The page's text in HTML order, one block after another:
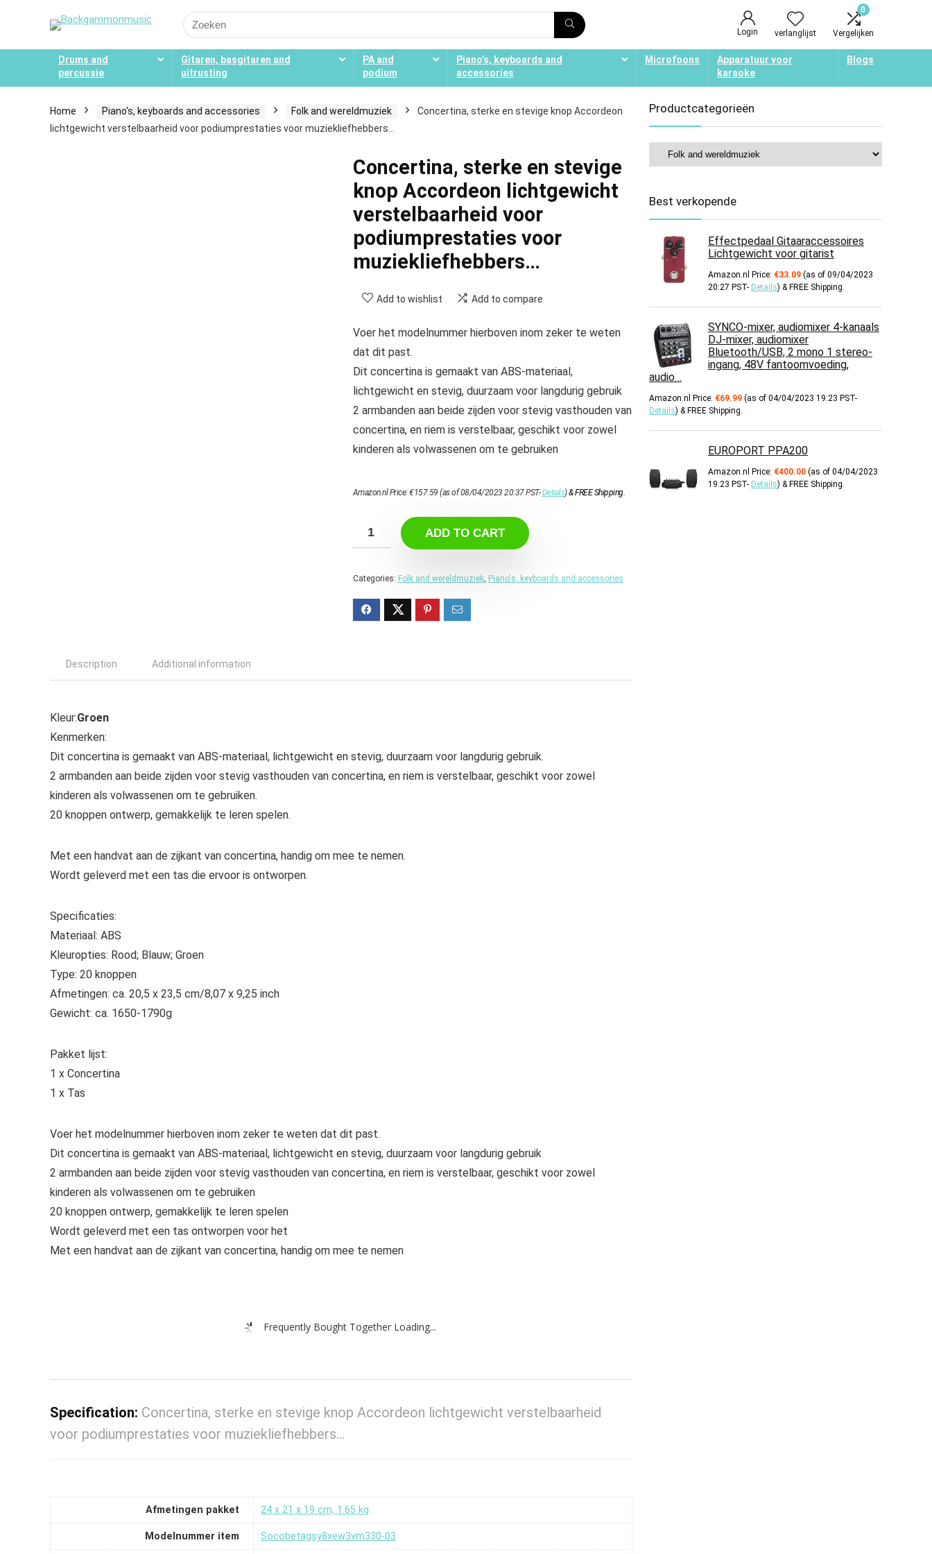
Search
for:
Login verlanglijst
0
Vergelijken
Drums and
percussie
Gitaren, basgitaren and
uitrusting
PA and
podium
Piano’s, keyboards and
accessories
Microfoons
Apparatuur voor
karaoke
Blogs
Home Piano's, keyboards and accessories Folk and wereldmuziek
Concertina, sterke en stevige knop Accordeon
lichtgewicht verstelbaarheid voor podiumprestaties voor muziekliefhebbers…
Concertina, sterke en stevige
knop Accordeon lichtgewicht
verstelbaarheid voor
podiumprestaties voor
muziekliefhebbers…
Add to wishlist Add to compare
Voer het modelnummer hierboven inom zeker te weten
dat dit past.
Dit concertina is gemaakt van ABS-materiaal,
lichtgewicht en stevig, duurzaam voor langdurig gebruik
2 armbanden aan beide zijden voor stevig vasthouden van
concertina, en riem is verstelbaar, geschikt voor zowel
kinderen als volwassenen om te gebruiken
Amazon.nl Price:€157.59 (as of 08/04/2023 20:37 PST-Details)&FREE Shipping.
ADD TO CART
Categories: Folk and wereldmuziek, Piano's, keyboards and accessories
Description Additional information
Kleur:Groen
Kenmerken:
Dit concertina is gemaakt van ABS-materiaal, lichtgewicht en stevig, duurzaam voor langdurig gebruik.
2 armbanden aan beide zijden voor stevig vasthouden van concertina, en riem is verstelbaar, geschikt voor zowel
kinderen als volwassenen om te gebruiken.
20 knoppen ontwerp, gemakkelijk te leren spelen.
Met een handvat aan de zijkant van concertina, handig om mee te nemen.
Wordt geleverd met een tas die ervoor is ontworpen.
Specificaties:
Materiaal: ABS
Kleuropties: Rood; Blauw; Groen
Type: 20 knoppen
Afmetingen: ca. 20,5 x 23,5 cm/8,07 x 9,25 inch
Gewicht: ca. 1650-1790g
Pakket lijst:
1 x Concertina
1 x Tas
Voer het modelnummer hierboven inom zeker te weten dat dit past.
Dit concertina is gemaakt van ABS-materiaal, lichtgewicht en stevig, duurzaam voor langdurig gebruik
2 armbanden aan beide zijden voor stevig vasthouden van concertina, en riem is verstelbaar, geschikt voor zowel
kinderen als volwassenen om te gebruiken
20 knoppen ontwerp, gemakkelijk te leren spelen
Wordt geleverd met een tas ontworpen voor het
Met een handvat aan de zijkant van concertina, handig om mee te nemen
Frequently Bought Together Loading...
Specification: Concertina, sterke en stevige knop Accordeon lichtgewicht verstelbaarheid
voor podiumprestaties voor muziekliefhebbers…
Afmetingen pakket ‎24 x 21 x 19 cm; 1.65 kg
Modelnummer item ‎Socobetagsy8xew3vm330-03
Productcategorieën
Best verkopende
Effectpedaal Gitaaraccessoires
Lichtgewicht voor gitarist
Amazon.nl Price: €33.09 (as of 09/04/2023
20:27 PST- Details) & FREE Shipping.
SYNCO-mixer, audiomixer 4-kanaals
DJ-mixer, audiomixer
Bluetooth/USB, 2 mono 1 stereo-
ingang, 48V fantoomvoeding,
audio…
Amazon.nl Price: €69.99 (as of 04/04/2023 19:23 PST-
Details) & FREE Shipping.
EUROPORT PPA200
Amazon.nl Price: €400.00 (as of 04/04/2023
19:23 PST- Details) & FREE Shipping.